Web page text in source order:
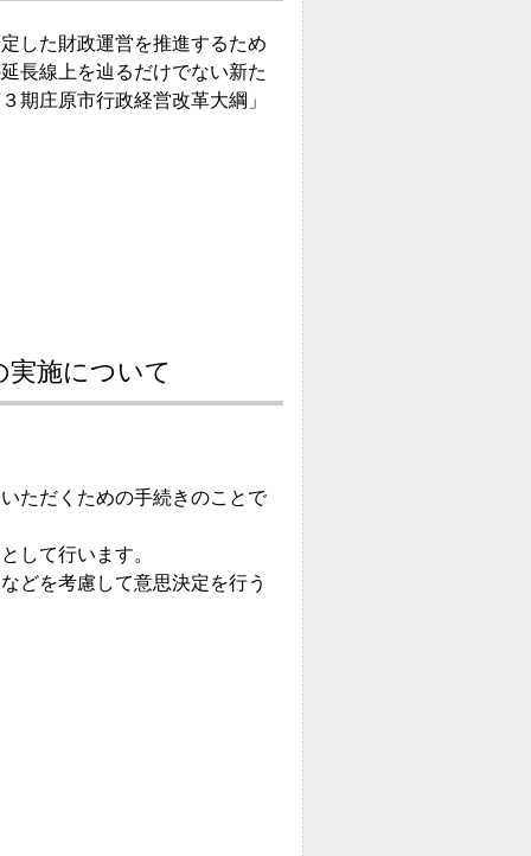
した財政運営を推進するため
長線上を辿るだけでない新た
期庄原市行政経営改革大綱」
実施について
ただくための手続きのことで
して行います。
どを考慮して意思決定を行う